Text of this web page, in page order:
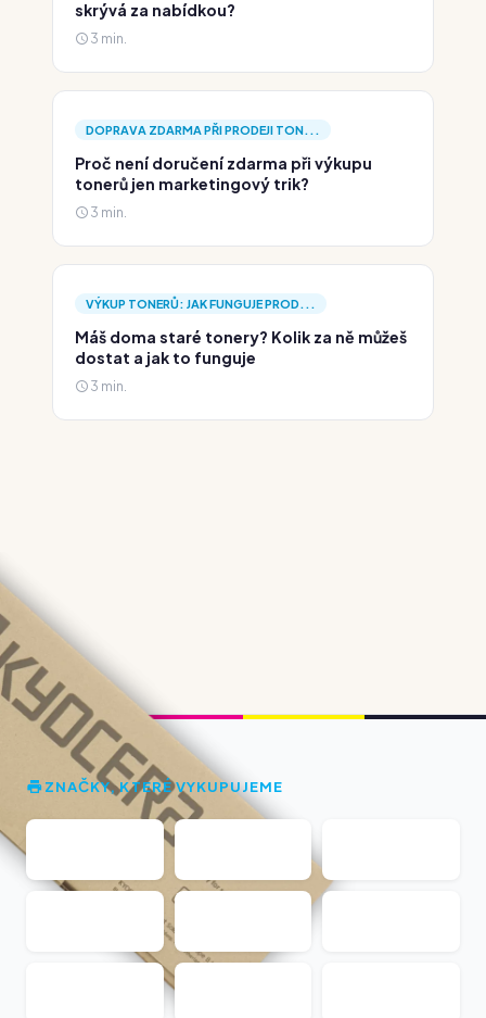
skrývá za nabídkou?
3 min.
DOPRAVA ZDARMA PŘI PRODEJI TON...
Proč není doručení zdarma při výkupu
tonerů jen marketingový trik?
3 min.
VÝKUP TONERŮ: JAK FUNGUJE PROD...
Máš doma staré tonery? Kolik za ně můžeš
dostat a jak to funguje
3 min.
ZNAČKY, KTERÉ VYKUPUJEME